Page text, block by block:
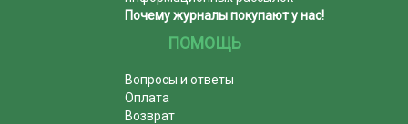
Почему журналы покупают у нас!
ПОМОЩЬ
Вопросы и ответы
Оплата
Возврат